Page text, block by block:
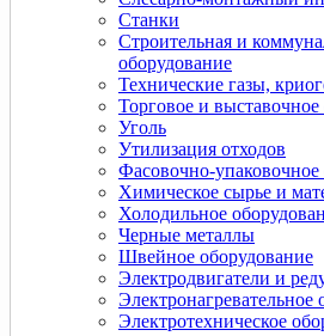
Станки
Строительная и
оборудование
Технические газы,
Торговое и
Уголь
Утилизация отходов
Фасовочно-упаковочное
Химическое сырье и
Холодильное
Черные металлы
Швейное оборудование
Электродвигатели и
Электронагревательное
Электротехническое